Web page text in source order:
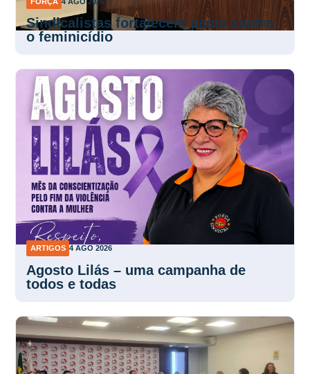
Sindicalistas fortalecem pacto contra
o feminicídio
ARTIGOS 4 AGO 2026
Agosto Lilás – uma campanha de
todos e todas